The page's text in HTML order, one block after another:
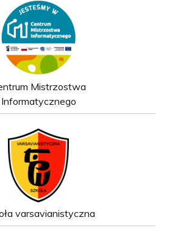
Mistrzostwa
Informatycznego
varsavianistyczna